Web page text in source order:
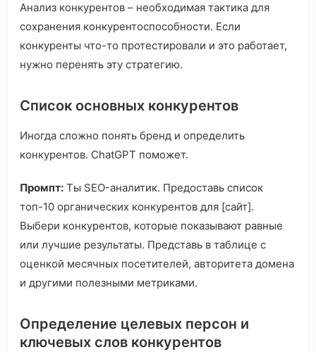
Анализ конкурентов – необходимая тактика для
сохранения конкурентоспособности. Если
конкуренты что-то протестировали и это работает,
нужно перенять эту стратегию.
Список основных конкурентов
Иногда сложно понять бренд и определить
конкурентов. ChatGPT поможет.
Промпт: Ты SEO-аналитик. Предоставь список
топ-10 органических конкурентов для [сайт].
Выбери конкурентов, которые показывают равные
или лучшие результаты. Представь в таблице с
оценкой месячных посетителей, авторитета домена
и другими полезными метриками.
Определение целевых персон и
ключевых слов конкурентов